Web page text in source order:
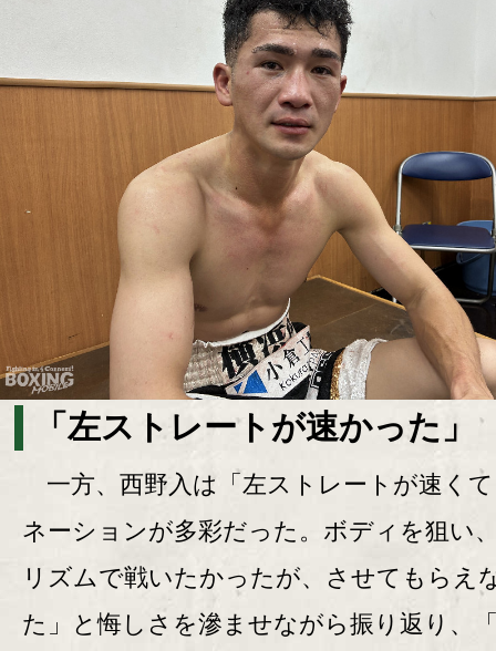
「左ストレートが速かった」
一方、西野入は「左ストレートが速く
ネーションが多彩だった。ボディを狙い
リズムで戦いたかったが、させてもらえ
た」と悔しさを滲ませながら振り返り、